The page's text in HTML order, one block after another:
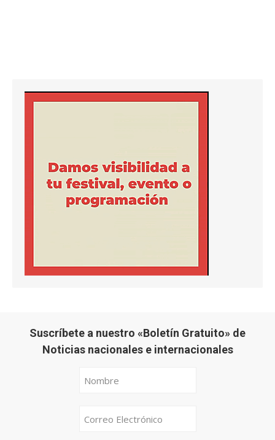
Suscríbete a nuestro «Boletín Gratuito» de
Noticias nacionales e internacionales